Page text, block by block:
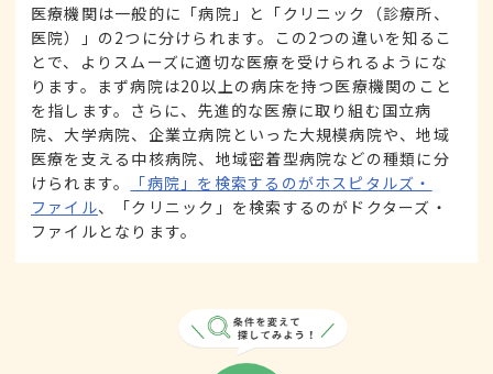
医療機関は一般的に「病院」と「クリニック（診療所、
医院）」の2つに分けられます。この2つの違いを知るこ
とで、よりスムーズに適切な医療を受けられるようにな
ります。まず病院は20以上の病床を持つ医療機関のこと
を指します。さらに、先進的な医療に取り組む国立病
院、大学病院、企業立病院といった大規模病院や、地域
医療を支える中核病院、地域密着型病院などの種類に分
けられます。
「病院」を検索するのがホスピタルズ・
ファイル、「クリニック」を検索するのがドクターズ・
ファイルとなります。